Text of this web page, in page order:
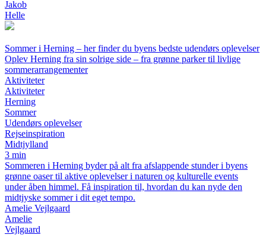
Jakob
Helle
Sommer i Herning – her finder du byens bedste udendørs oplevelser
Oplev Herning fra sin solrige side – fra grønne parker til livlige
sommerarrangementer
Aktiviteter
Aktiviteter
Herning
Sommer
Udendørs oplevelser
Rejseinspiration
Midtjylland
3 min
Sommeren i Herning byder på alt fra afslappende stunder i byens
grønne oaser til aktive oplevelser i naturen og kulturelle events
under åben himmel. Få inspiration til, hvordan du kan nyde den
midtjyske sommer i dit eget tempo.
Amelie Vejlgaard
Amelie
Vejlgaard